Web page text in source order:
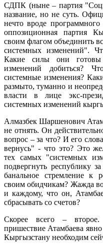
СДПК (ныне – партия
название, но не суть.
нечто вроде
оппозиционная партия
своим флагом объединить
системных изменений".
Какие силы они
изменений добиться?
системные изменения?
размыто, туманно и
власти в лице экс-
системных изменений
Алмазбек Шаршенович
не отнять. Он
вопрос – за что? И его
вернусь" - что это? Это
тех самых "системных
подвергнуть республику
банальное стремление к
своим обидчикам? Жажда
и каждому, что он,
сбрасывать со счетов?
Скорее всего –
пришествие Атамбаева явно
Кыргызстану необходим